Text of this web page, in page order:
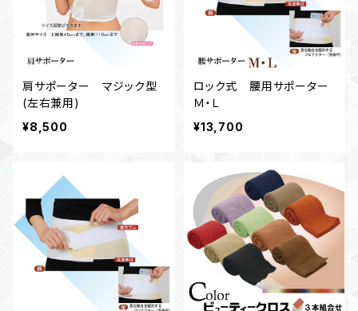
肩サポーター マジック型
(左右兼用)
¥8,500
ロック式 腰用サポーター
Ｍ・Ｌ
¥13,700